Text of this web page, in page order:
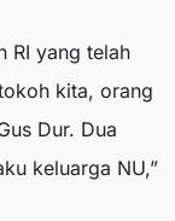
RI yang telah
kita, orang
Dur. Dua
keluarga NU,”